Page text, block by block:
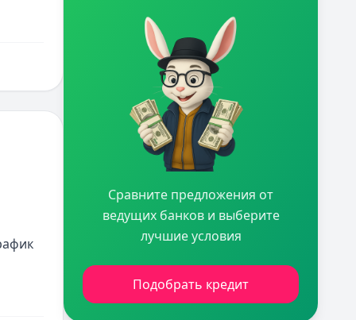
Сравните предложения от
ведущих банков и выберите
лучшие условия
Подобрать кредит